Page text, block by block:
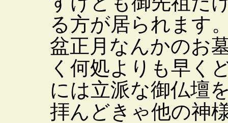
る方が居られます
盆正月なんかのお
く何処よりも早く
には立派な御仏壇
拝んどきゃ他の神